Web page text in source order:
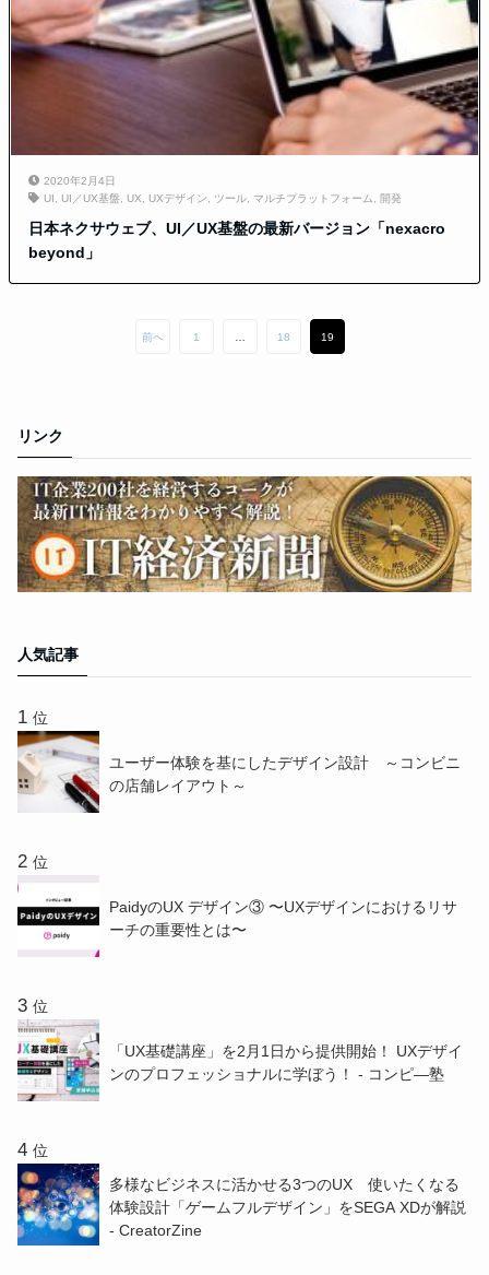
2020年2月4日
UI
UI／UX基盤 UX UXデザイン ツール, マルチプラットフォーム 開発
日本ネクサウェブ、UI／UX基盤の最新バージョン「nexacro
beyond」
前へ 1 18 19
リンク
人気記事
位
ユーザー体験を基にしたデザイン設計 ～コンビニ
の店舗レイアウト～
位
PaidyのUX デザイン③ 〜UXデザインにおけるリサ
ーチの重要性とは〜
位
「UX基礎講座」を2月1日から提供開始！ UXデザイ
ンのプロフェッショナルに学ぼう！ - コンピ―塾
位
多様なビジネスに活かせる3つのUX 使いたくなる
体験設計「ゲームフルデザイン」をSEGA XDが解説
- CreatorZine